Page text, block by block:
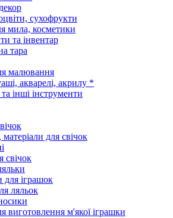
сухофрукти
мила, косметики
та інвентар
тара
малювання
акварелі, акрилу *
інші інструменти
для свічок
свічок
для іграшок
ляльок
виготовлення м'якої іграшки